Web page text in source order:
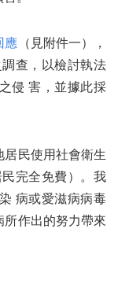
應 （見附件一），
查，以檢討執法
侵 害，並據此採
居民使用社會衛生
完全免費）。我
病或愛滋病病毒
所作出的努力帶來